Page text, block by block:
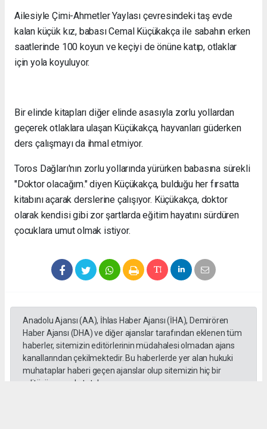
Ailesiyle Çimi-Ahmetler Yaylası çevresindeki taş evde
kalan küçük kız, babası Cemal Küçükakça ile sabahın erken
saatlerinde 100 koyun ve keçiyi de önüne katıp, otlaklar
için yola koyuluyor.
Bir elinde kitapları diğer elinde asasıyla zorlu yollardan
geçerek otlaklara ulaşan Küçükakça, hayvanları güderken
ders çalışmayı da ihmal etmiyor.
Toros Dağları'nın zorlu yollarında yürürken babasına sürekli
"Doktor olacağım." diyen Küçükakça, bulduğu her fırsatta
kitabını açarak derslerine çalışıyor. Küçükakça, doktor
olarak kendisi gibi zor şartlarda eğitim hayatını sürdüren
çocuklara umut olmak istiyor.
Anadolu Ajansı (AA), İhlas Haber Ajansı (İHA), Demirören
Haber Ajansı (DHA) ve diğer ajanslar tarafından eklenen tüm
haberler, sitemizin editörlerinin müdahalesi olmadan ajans
kanallarından çekilmektedir. Bu haberlerde yer alan hukuki
muhataplar haberi geçen ajanslar olup sitemizin hiç bir
editörü sorumlu tutulamaz...